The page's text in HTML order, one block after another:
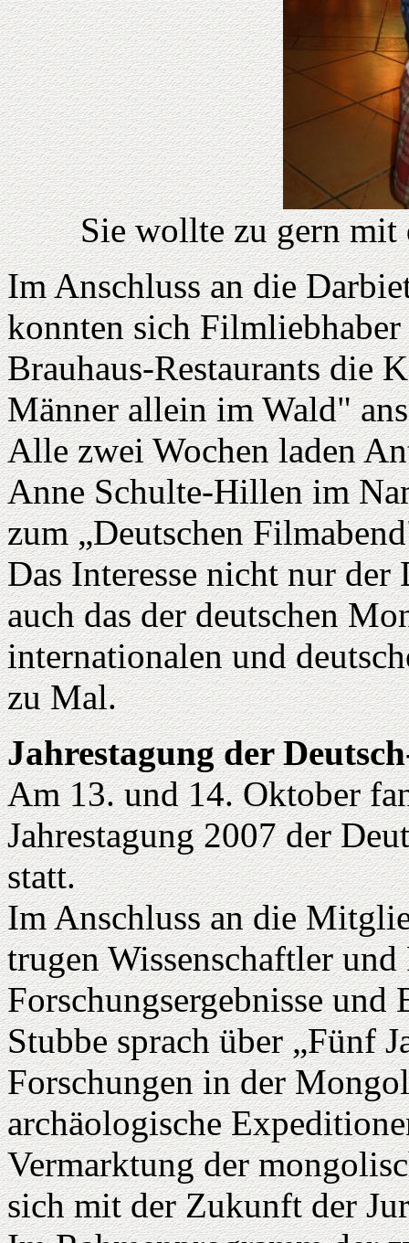
Sie wollte zu gern mit
Im Anschluss an die
konnten sich
Brauhaus-Restaurants die
Männer allein im Wald"
Alle zwei Wochen laden
Anne Schulte-Hillen im
zum „Deutschen
Das Interesse nicht nur der
auch das der deutschen
internationalen und
zu Mal.
Jahrestagung der
Am 13. und 14. Oktober
Jahrestagung 2007 der
statt.
Im Anschluss an die
trugen Wissenschaftler
Forschungsergebnisse
Stubbe sprach über „Fünf
Forschungen in der
archäologische
Vermarktung der
sich mit der Zukunft der